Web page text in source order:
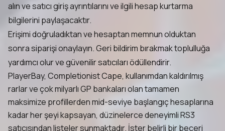
alın ve satıcı giriş ayrıntılarını ve ilgili hesap kurtarma
bilgilerini paylaşacaktır.
Erişimi doğruladıktan ve hesaptan memnun olduktan
sonra siparişi onaylayın. Geri bildirim bırakmak toplulluğa
yardımcı olur ve güvenilir satıcıları ödüllendirir.
PlayerBay, Completionist Cape, kullanımdan kaldırılmış
rarlar ve çok milyarlı GP bankaları olan tamamen
maksimize profillerden mid-seviye başlangıç hesaplarına
kadar her şeyi kapsayan, düzinelerce deneyimli RS3
satıcısından listeler sunmaktadır. İster belirli bir beceri